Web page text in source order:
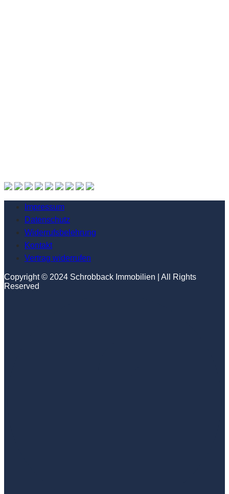
Impressum
Datenschutz
Widerrufsbelehrung
Kontakt
Vertrag widerrufen
Copyright © 2024 Schrobback Immobilien | All Rights
Reserved